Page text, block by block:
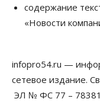
приказы о
08 Августа 2026, 16:00
Искусственный
08 Августа 2026, 15:00
содержание
«Новости
infopro54.ru —
сетевое издание.
ЭЛ № ФС 77 –